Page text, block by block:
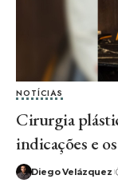
NOTÍCIAS
Cirurgia
indicações e
Diego Velázquez